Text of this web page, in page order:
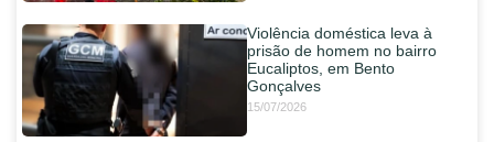
Violência doméstica leva à
prisão de homem no bairro
Eucaliptos, em Bento
Gonçalves
15/07/2026